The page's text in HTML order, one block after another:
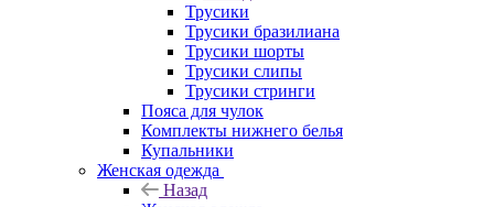
Трусики
Трусики бразилиана
Трусики шорты
Трусики слипы
Трусики стринги
Пояса для чулок
Комплекты нижнего белья
Купальники
Женская одежда
Назад